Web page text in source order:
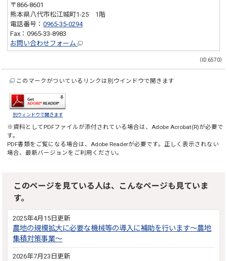
〒866-8601
熊本県八代市松江城町1-25 1階
電話番号：0965-35-0294
Fax：0965-33-8983
お問い合わせフォーム
（ID:6570）
このマークがついているリンクは別ウインドウで開きます
別ウィンドウで開きます
※資料としてPDFファイルが添付されている場合は、Adobe Acrobat(R)が必要で
す。
PDF書類をご覧になる場合は、Adobe Readerが必要です。正しく表示されない
場合、最新バージョンをご利用ください。
このページを見ている人は、こんなページも見ていま
す。
2025年4月15日更新
農地の規模拡大に必要な機械等の導入に補助を行います～農地
集積対策事業～
2026年7月23日更新